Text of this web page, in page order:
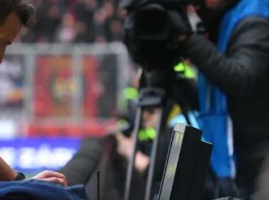
Moderní pětiboj
Motorsport
Olympijské hry
Parasport
Plavání
Plážový volejbal
Triatlon
Veslování
Vodní slalom
Ostatní